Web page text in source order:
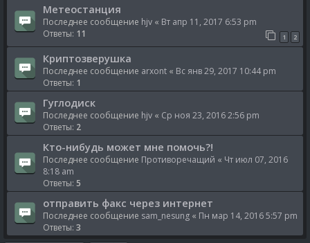
Метеостанция
Последнее сообщение hjv « Вт апр 11, 2017 6:53 pm
Ответы: 11 1 2
Криптозверушка
Последнее сообщение arxont « Вс янв 29, 2017 10:44 pm
Ответы: 1
Гуглодиск
Последнее сообщение hjv « Ср ноя 23, 2016 2:56 pm
Ответы: 2
Кто-нибудь может мне помочь?!
Последнее сообщение Противоречащий « Чт июл 07, 2016
8:18 am
Ответы: 5
отправить факс через интернет
Последнее сообщение sam_nesung « Пн мар 14, 2016 5:57 pm
Ответы: 3